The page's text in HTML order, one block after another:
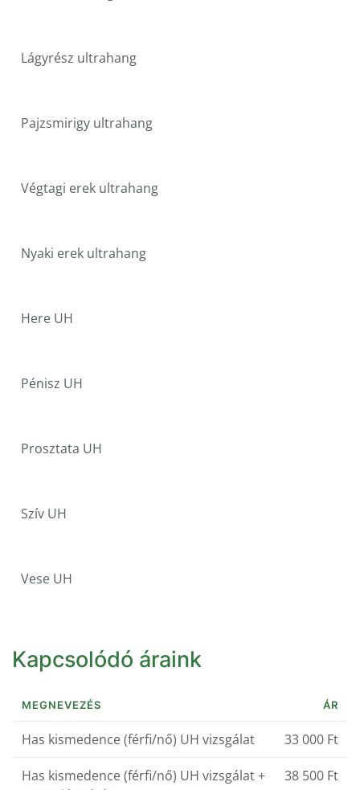
Lágyrész ultrahang
Pajzsmirigy ultrahang
Végtagi erek ultrahang
Nyaki erek ultrahang
Here UH
Pénisz UH
Prosztata UH
Szív UH
Vese UH
Kapcsolódó áraink
MEGNEVEZÉS ÁR
Has kismedence (férfi/nő) UH vizsgálat 33 000 Ft
Has kismedence (férfi/nő) UH vizsgálat +
38 500 Ft